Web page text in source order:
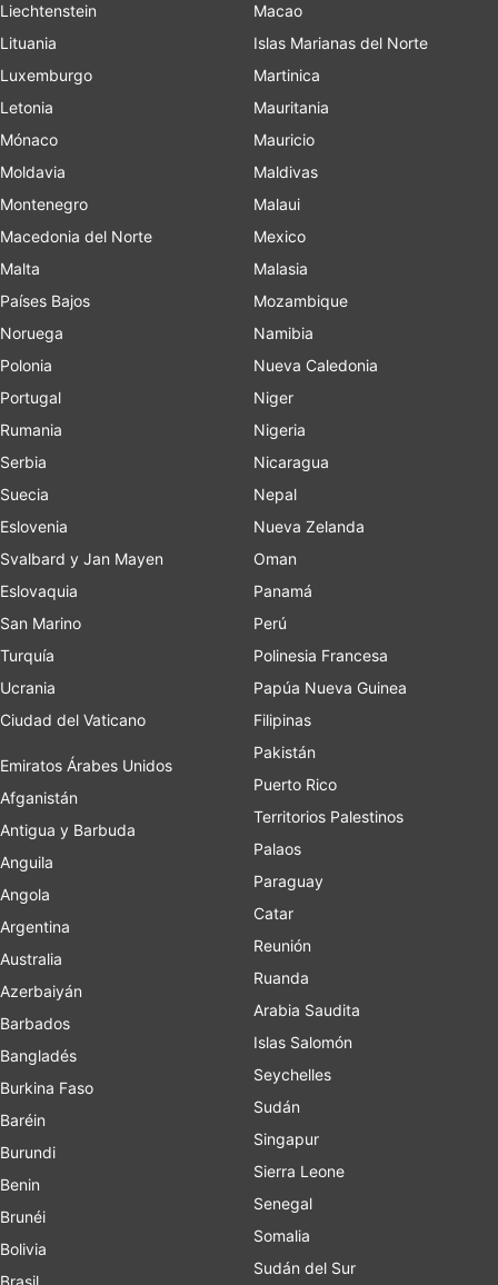
Liechtenstein
Lituania
Luxemburgo
Letonia
Mónaco
Moldavia
Montenegro
Macedonia del Norte
Malta
Países Bajos
Noruega
Polonia
Portugal
Rumania
Serbia
Suecia
Eslovenia
Svalbard y Jan Mayen
Eslovaquia
San Marino
Turquía
Ucrania
Ciudad del Vaticano
Emiratos Árabes Unidos
Afganistán
Antigua y Barbuda
Anguila
Angola
Argentina
Australia
Azerbaiyán
Barbados
Bangladés
Burkina Faso
Baréin
Burundi
Benin
Brunéi
Bolivia
Brasil
Macao
Islas Marianas del Norte
Martinica
Mauritania
Mauricio
Maldivas
Malaui
Mexico
Malasia
Mozambique
Namibia
Nueva Caledonia
Niger
Nigeria
Nicaragua
Nepal
Nueva Zelanda
Oman
Panamá
Perú
Polinesia Francesa
Papúa Nueva Guinea
Filipinas
Pakistán
Puerto Rico
Territorios Palestinos
Palaos
Paraguay
Catar
Reunión
Ruanda
Arabia Saudita
Islas Salomón
Seychelles
Sudán
Singapur
Sierra Leone
Senegal
Somalia
Sudán del Sur